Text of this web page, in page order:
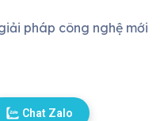
pháp công nghệ mới
Chat Zalo